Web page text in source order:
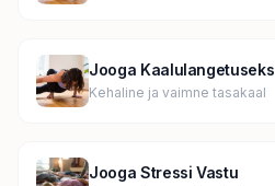
Jooga Kaalulangetuseks
Kehaline ja vaimne tasakaal
Jooga Stressi Vastu